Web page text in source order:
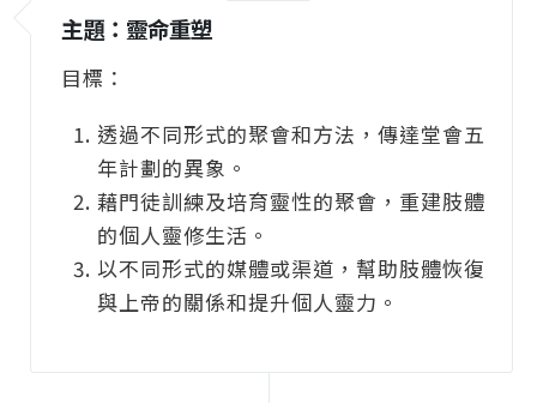
主題：靈命重塑
目標：
透過不同形式的聚會和方法，傳達堂會五
年計劃的異象。
藉門徒訓練及培育靈性的聚會，重建肢體
的個人靈修生活。
以不同形式的媒體或渠道，幫助肢體恢復
與上帝的關係和提升個人靈力。